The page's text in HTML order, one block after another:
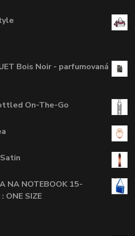
Bois Noir - parfumovaná
On-The-Go
NA NOTEBOOK 15-
ONE SIZE